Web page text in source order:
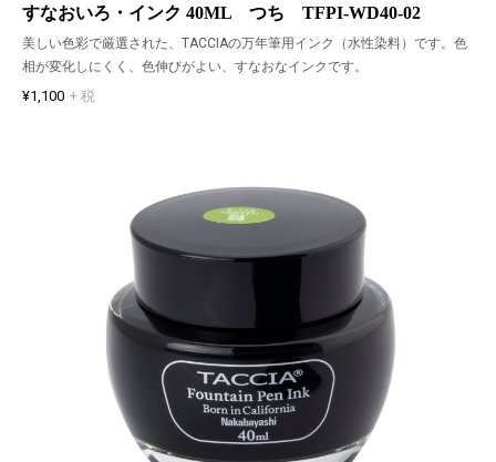
すなおいろ・インク 40ML つち TFPI-WD40-02
美しい色彩で厳選された、TACCIAの万年筆用インク（水性染料）です。色
相が変化しにくく、色伸びがよい、すなおなインクです。
¥1,100 + 税